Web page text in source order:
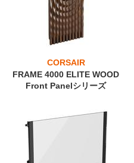
CORSAIR
FRAME 4000 ELITE WOOD
Front Panelシリーズ